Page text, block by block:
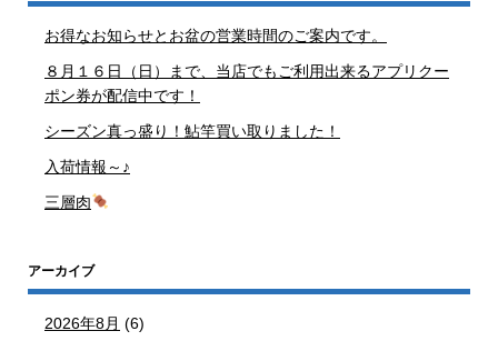
お得なお知らせとお盆の営業時間のご案内です。
８月１６日（日）まで、当店でもご利用出来るアプリクー
ポン券が配信中です！
シーズン真っ盛り！鮎竿買い取りました！
入荷情報～♪
三層肉
アーカイブ
2026年8月 (6)